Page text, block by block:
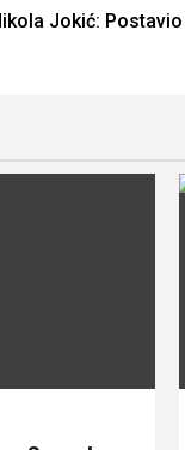
Jokić: